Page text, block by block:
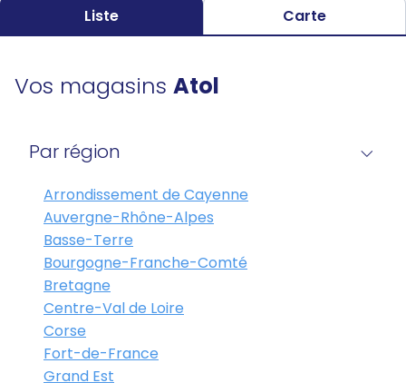
Liste Carte
Vos magasins Atol
Par région
Arrondissement de Cayenne
Auvergne-Rhône-Alpes
Basse-Terre
Bourgogne-Franche-Comté
Bretagne
Centre-Val de Loire
Corse
Fort-de-France
Grand Est